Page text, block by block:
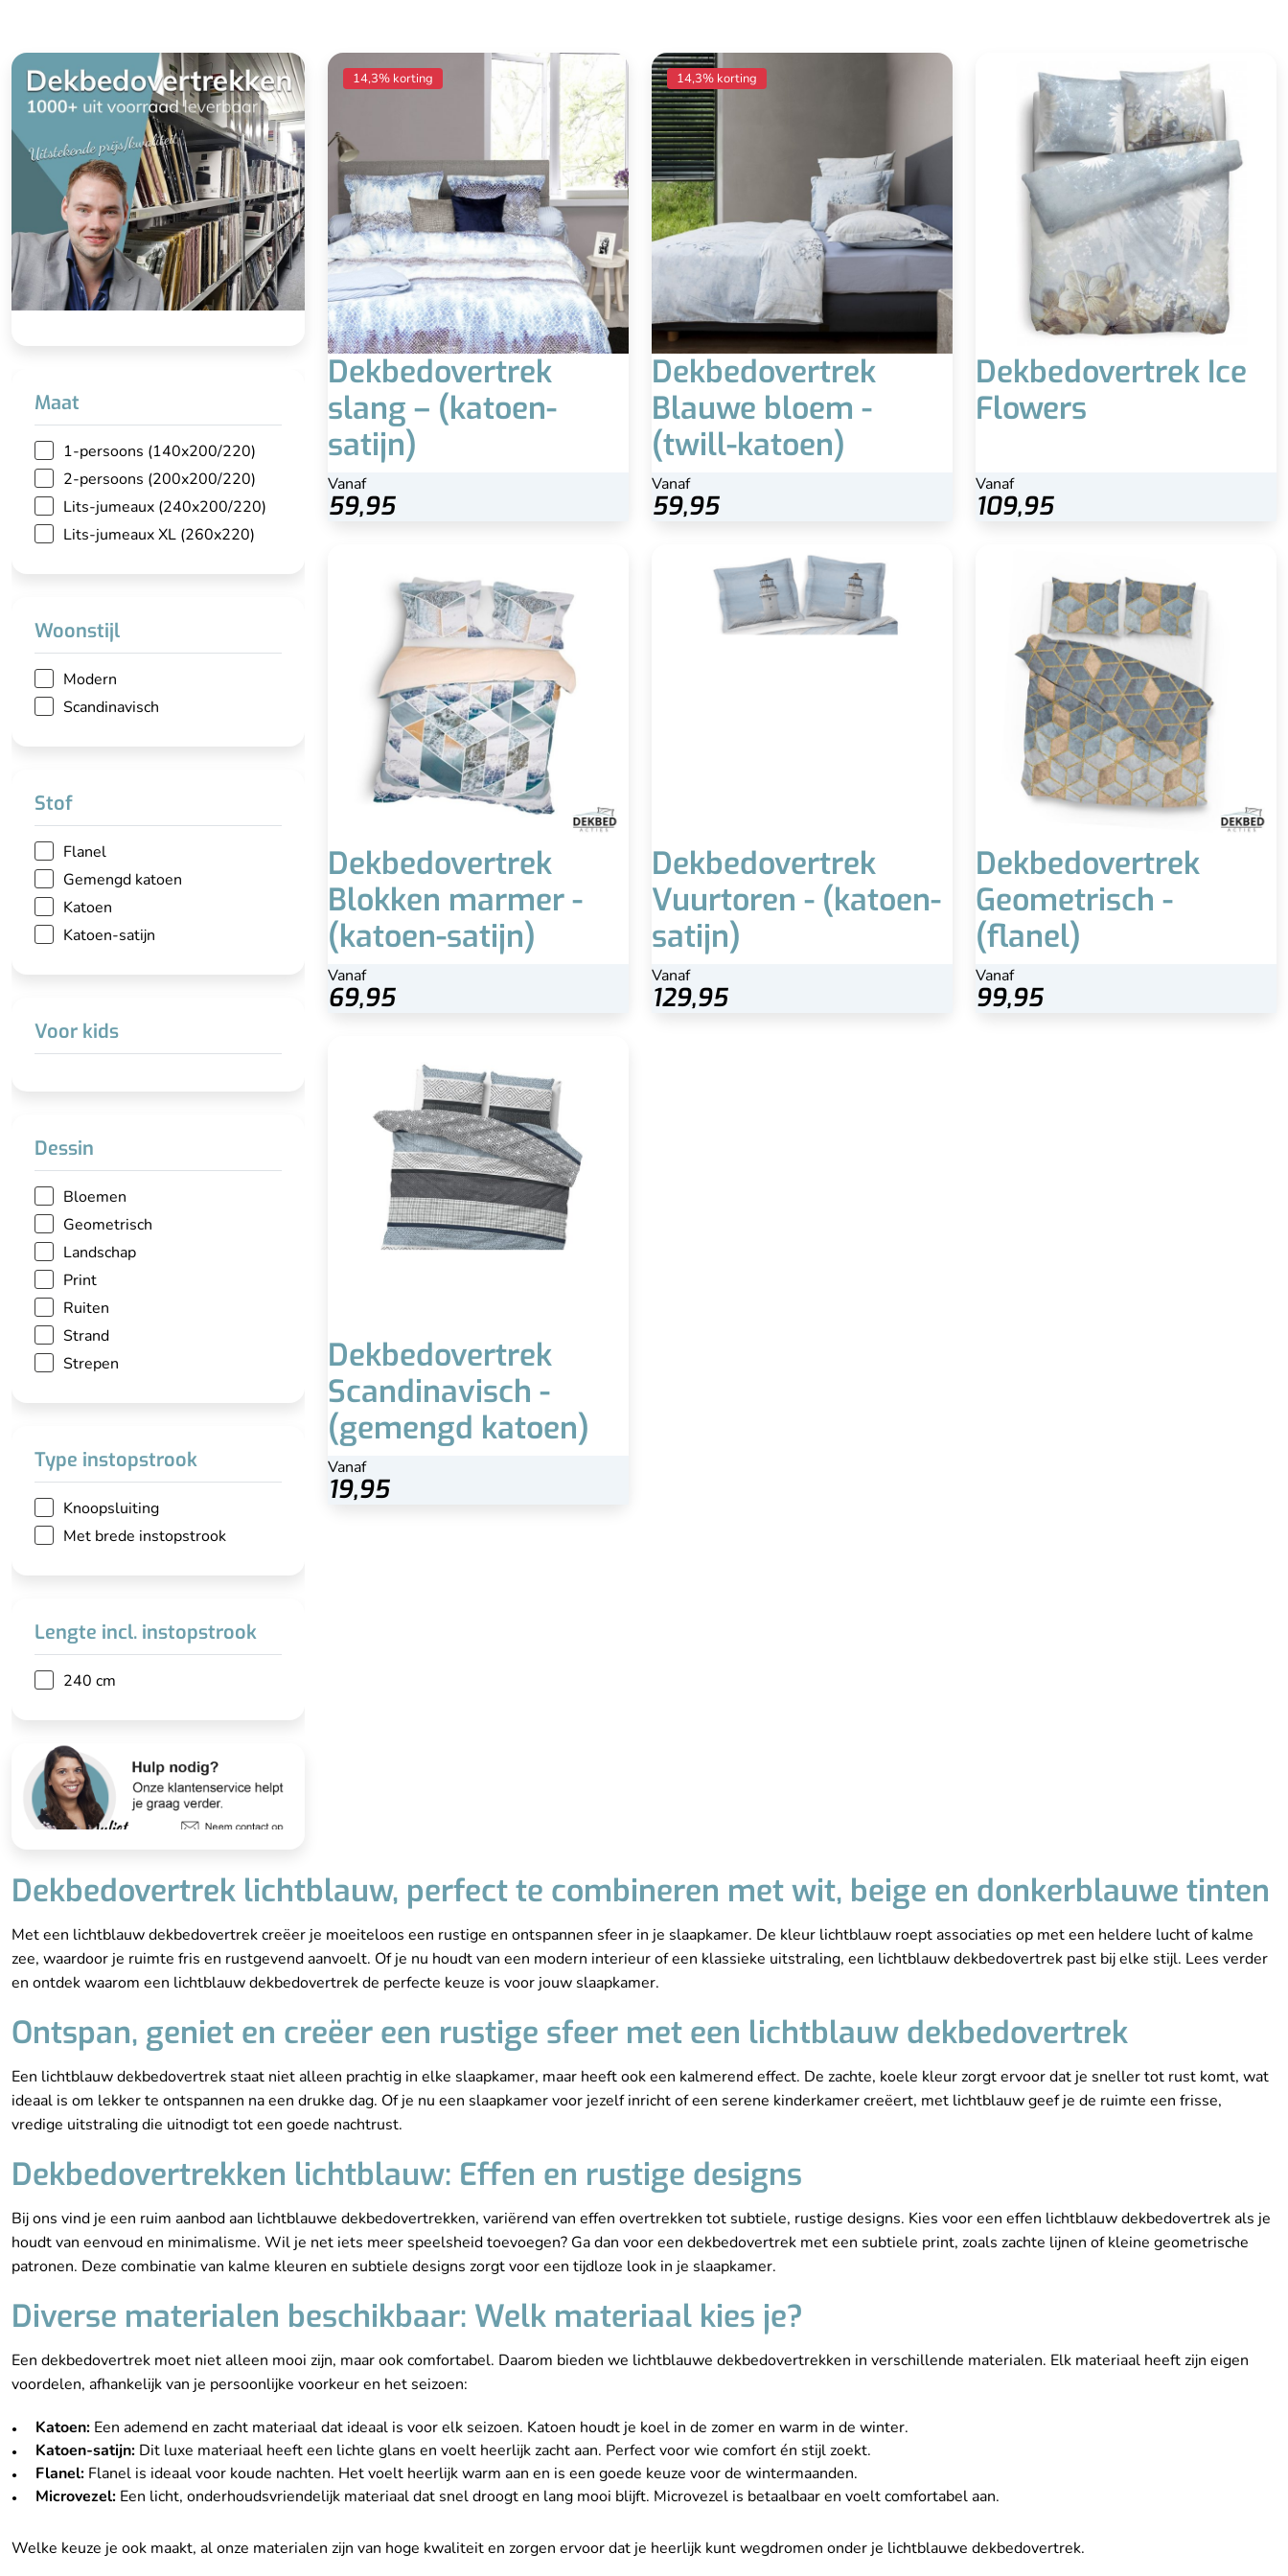
Maat
1-persoons (140x200/220)
2-persoons (200x200/220)
Lits-jumeaux (240x200/220)
Lits-jumeaux XL (260x220)
Woonstijl
Modern
Scandinavisch
Stof
Flanel
Gemengd katoen
Katoen
Katoen-satijn
Voor kids
Dessin
Bloemen
Geometrisch
Landschap
Print
Ruiten
Strand
Strepen
Type instopstrook
Knoopsluiting
Met brede instopstrook
Lengte incl. instopstrook
240 cm
14,3% korting
Dekbedovertrek
slang – (katoen-
satijn)
Vanaf
59,95
14,3% korting
Dekbedovertrek
Blauwe bloem -
(twill-katoen)
Vanaf
59,95
Dekbedovertrek Ice
Flowers
Vanaf
109,95
Dekbedovertrek
Blokken marmer -
(katoen-satijn)
Vanaf
69,95
100% katoen-satijn
Beide kanten print
Kreukvrij
Heerlijk zacht en mooie glans
Bekijk
Dekbedovertrek
Vuurtoren - (katoen-
satijn)
Vanaf
129,95
Dekbedovertrek
Geometrisch -
(flanel)
Vanaf
99,95
Doorlopende instopstrook
Heerlijk warm en zacht (comfortabel)
Vochtregulerend
Geschikt voor koele herfst en koude
Minder geschikt voor in de warme
Bekijk
Dekbedovertrek
Scandinavisch -
(gemengd katoen)
Vanaf
19,95
(gemengd katoen)
Instopstrook gehele breedte
80% Katoen / 20% Polyester
Anti-allergisch
Incl. kussenslopen
Wasbaar
Bekijk
Dekbedovertrek lichtblauw, perfect te combineren met wit, beige en donkerblauwe tinten
Met een lichtblauw dekbedovertrek creëer je moeiteloos een rustige en ontspannen sfeer in je slaapkamer. De kleur lichtblauw roept associaties op met een heldere lucht of kalme
zee, waardoor je ruimte fris en rustgevend aanvoelt. Of je nu houdt van een modern interieur of een klassieke uitstraling, een lichtblauw dekbedovertrek past bij elke stijl. Lees verder
en ontdek waarom een lichtblauw dekbedovertrek de perfecte keuze is voor jouw slaapkamer.
Ontspan, geniet en creëer een rustige sfeer met een lichtblauw dekbedovertrek
Een lichtblauw dekbedovertrek staat niet alleen prachtig in elke slaapkamer, maar heeft ook een kalmerend effect. De zachte, koele kleur zorgt ervoor dat je sneller tot rust komt, wat
ideaal is om lekker te ontspannen na een drukke dag. Of je nu een slaapkamer voor jezelf inricht of een serene kinderkamer creëert, met lichtblauw geef je de ruimte een frisse,
vredige uitstraling die uitnodigt tot een goede nachtrust.
Dekbedovertrekken lichtblauw: Effen en rustige designs
Bij ons vind je een ruim aanbod aan lichtblauwe dekbedovertrekken, variërend van effen overtrekken tot subtiele, rustige designs. Kies voor een effen lichtblauw dekbedovertrek als je
houdt van eenvoud en minimalisme. Wil je net iets meer speelsheid toevoegen? Ga dan voor een dekbedovertrek met een subtiele print, zoals zachte lijnen of kleine geometrische
patronen. Deze combinatie van kalme kleuren en subtiele designs zorgt voor een tijdloze look in je slaapkamer.
Diverse materialen beschikbaar: Welk materiaal kies je?
Een dekbedovertrek moet niet alleen mooi zijn, maar ook comfortabel. Daarom bieden we lichtblauwe dekbedovertrekken in verschillende materialen. Elk materiaal heeft zijn eigen
voordelen, afhankelijk van je persoonlijke voorkeur en het seizoen:
Katoen: Een ademend en zacht materiaal dat ideaal is voor elk seizoen. Katoen houdt je koel in de zomer en warm in de winter.
Katoen-satijn: Dit luxe materiaal heeft een lichte glans en voelt heerlijk zacht aan. Perfect voor wie comfort én stijl zoekt.
Flanel: Flanel is ideaal voor koude nachten. Het voelt heerlijk warm aan en is een goede keuze voor de wintermaanden.
Microvezel: Een licht, onderhoudsvriendelijk materiaal dat snel droogt en lang mooi blijft. Microvezel is betaalbaar en voelt comfortabel aan.
Welke keuze je ook maakt, al onze materialen zijn van hoge kwaliteit en zorgen ervoor dat je heerlijk kunt wegdromen onder je lichtblauwe dekbedovertrek.